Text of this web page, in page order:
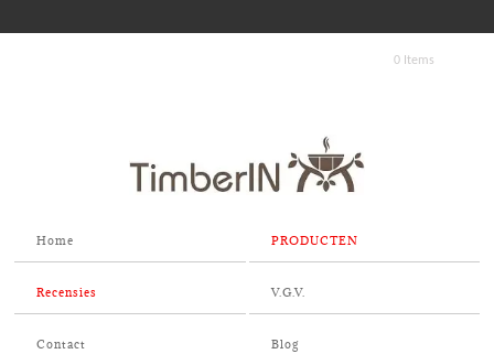
0 Items
Home PRODUCTEN
Recensies V.G.V.
Contact Blog